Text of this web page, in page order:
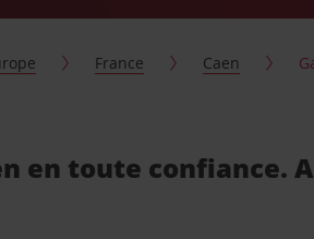
France Caen
en toute confiance.